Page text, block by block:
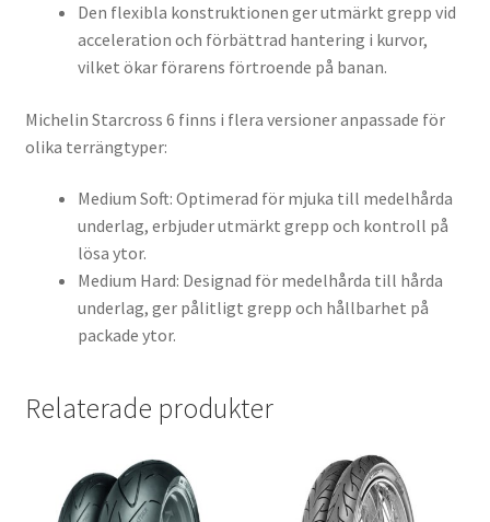
Den flexibla konstruktionen ger utmärkt grepp vid
acceleration och förbättrad hantering i kurvor,
vilket ökar förarens förtroende på banan.
Michelin Starcross 6 finns i flera versioner anpassade för
olika terrängtyper:
Medium Soft: Optimerad för mjuka till medelhårda
underlag, erbjuder utmärkt grepp och kontroll på
lösa ytor.
Medium Hard: Designad för medelhårda till hårda
underlag, ger pålitligt grepp och hållbarhet på
packade ytor.
Relaterade produkter